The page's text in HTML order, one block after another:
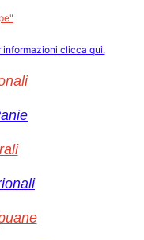
informazioni clicca qui.